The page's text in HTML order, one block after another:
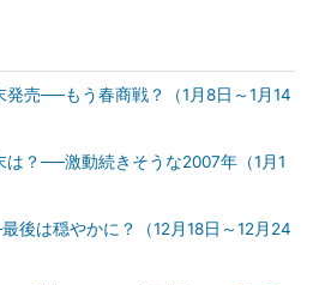
発売──もう春商戦？（1月8日～1月14
？──激動続きそうな2007年（1月1
後は穏やかに？（12月18日～12月24